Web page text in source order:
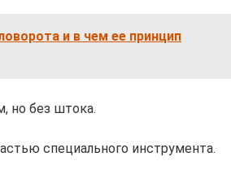
и в чем ее принцип
но без штока.
специального инструмента.